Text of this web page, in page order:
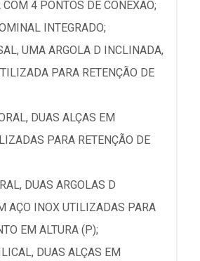
COM 4 PONTOS DE CONEXÃO;
INTEGRADO;
UMA ARGOLA D INCLINADA,
PARA RETENÇÃO DE
DUAS ALÇAS EM
PARA RETENÇÃO DE
DUAS ARGOLAS D
AÇO INOX UTILIZADAS PARA
EM ALTURA (P);
DUAS ALÇAS EM